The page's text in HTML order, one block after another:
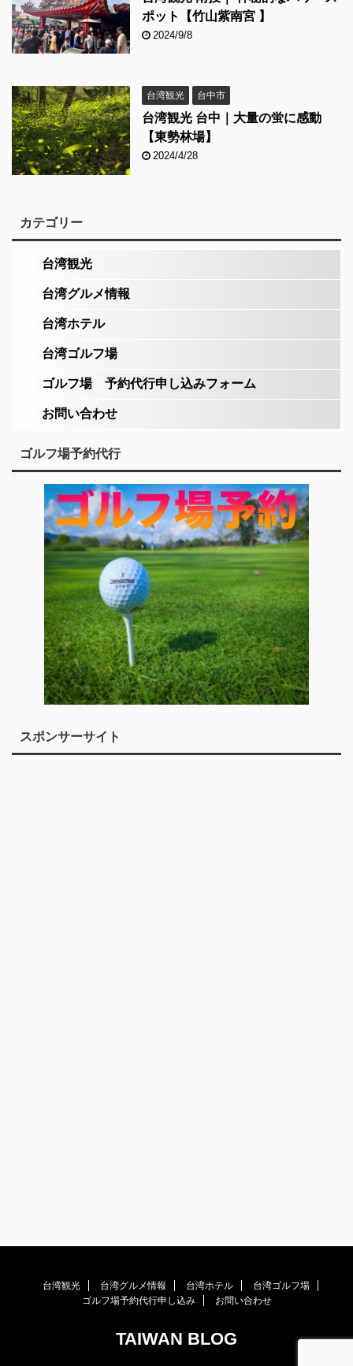
ポット【竹山紫南宮 】
2024/9/8
台湾観光 台中市
台湾観光 台中｜大量の蛍に感動
【東勢林場】
2024/4/28
カテゴリー
台湾観光
台湾グルメ情報
台湾ホテル
台湾ゴルフ場
ゴルフ場 予約代行申し込みフォーム
お問い合わせ
ゴルフ場予約代行
スポンサーサイト
台湾観光 台湾グルメ情報 台湾ホテル
台湾ゴルフ場
ゴルフ場予約代行申し込み
お問い合わせ
TAIWAN BLOG